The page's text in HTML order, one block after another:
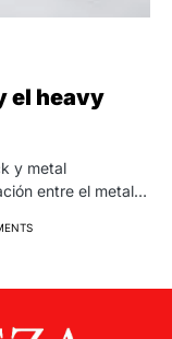
el heavy
y metal
entre el metal…